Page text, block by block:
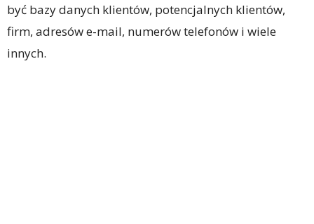
być bazy danych klientów, potencjalnych klientów,
firm, adresów e-mail, numerów telefonów i wiele
innych.